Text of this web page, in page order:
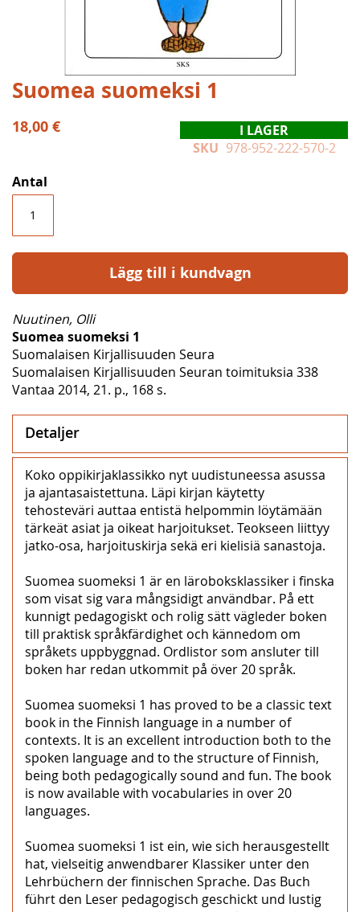
Hoppa
till
början
av
Suomea suomeksi 1
18,00 €
I LAGER
SKU 978-952-222-570-2
Antal
Lägg till i kundvagn
Nuutinen, Olli
Suomea suomeksi 1
Suomalaisen Kirjallisuuden Seura
Suomalaisen Kirjallisuuden Seuran toimituksia 338
Vantaa 2014, 21. p., 168 s.
Detaljer
Koko oppikirjaklassikko nyt uudistuneessa asussa
ja ajantasaistettuna. Läpi kirjan käytetty
tehosteväri auttaa entistä helpommin löytämään
tärkeät asiat ja oikeat harjoitukset. Teokseen liittyy
jatko-osa, harjoituskirja sekä eri kielisiä sanastoja.
Suomea suomeksi 1 är en läroboksklassiker i finska
som visat sig vara mångsidigt användbar. På ett
kunnigt pedagogiskt och rolig sätt vägleder boken
till praktisk språkfärdighet och kännedom om
språkets uppbyggnad. Ordlistor som ansluter till
boken har redan utkommit på över 20 språk.
Suomea suomeksi 1 has proved to be a classic text
book in the Finnish language in a number of
contexts. It is an excellent introduction both to the
spoken language and to the structure of Finnish,
being both pedagogically sound and fun. The book
is now available with vocabularies in over 20
languages.
Suomea suomeksi 1 ist ein, wie sich herausgestellt
hat, vielseitig anwendbarer Klassiker unter den
Lehrbüchern der finnischen Sprache. Das Buch
führt den Leser pedagogisch geschickt und lustig